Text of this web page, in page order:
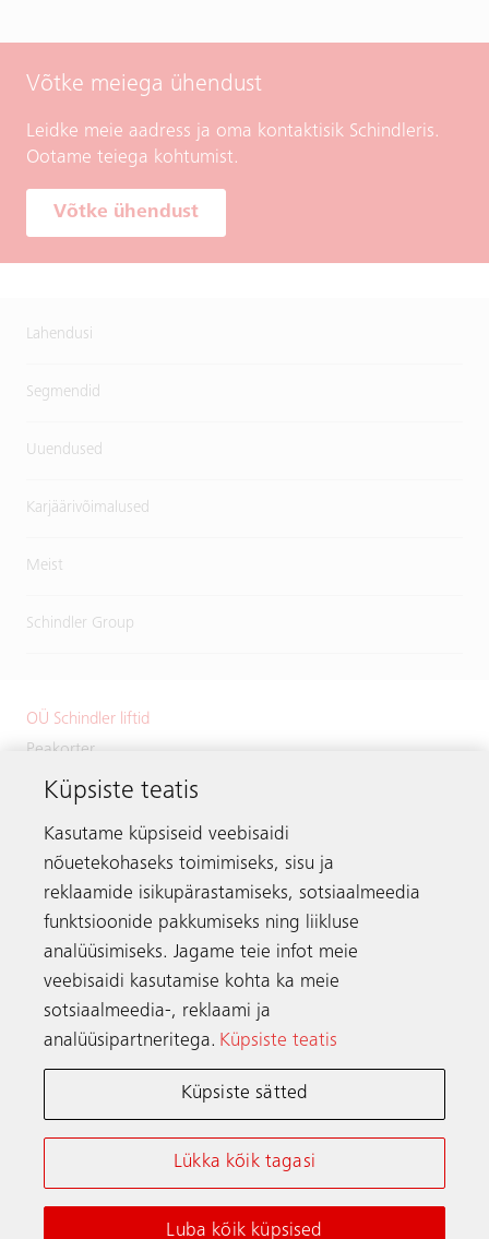
Võtke meiega ühendust
Leidke meie aadress ja oma kontaktisik Schindleris.
Ootame teiega kohtumist.
Võtke ühendust
Lahendusi
Segmendid
Uuendused
Karjäärivõimalused
Meist
Schindler Group
OÜ Schindler liftid
Peakorter
Väike-Paala 1
Estonia
Telefon: +372 601 2222
info.ee@schindler.com
Ühendust võtma
Schindler kogu maailmas
Nõuded ja tingimused Privaatsuspoliitika Küpsisepoliitika
Küpsiste teatis
Kasutame küpsiseid veebisaidi
nõuetekohaseks toimimiseks, sisu ja
reklaamide isikupärastamiseks, sotsiaalmeedia
funktsioonide pakkumiseks ning liikluse
analüüsimiseks. Jagame teie infot meie
veebisaidi kasutamise kohta ka meie
sotsiaalmeedia-, reklaami ja
analüüsipartneritega. Küpsiste teatis
Küpsiste sätted
Lükka kõik tagasi
Luba kõik küpsised